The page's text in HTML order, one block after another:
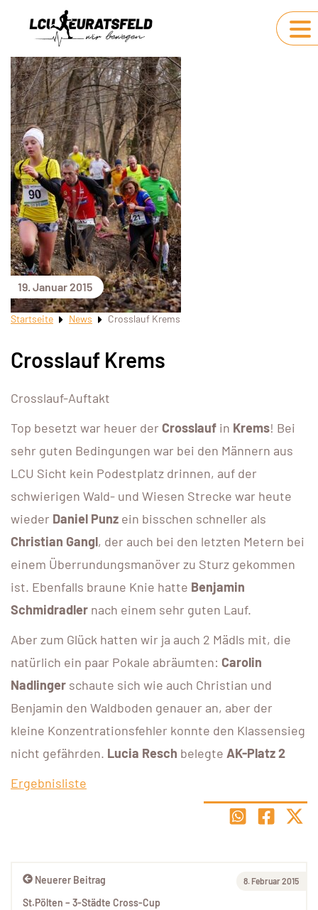
19. Januar 2015
Startseite News Crosslauf Krems
Crosslauf Krems
Crosslauf-Auftakt
Top besetzt war heuer der Crosslauf in Krems! Bei
sehr guten Bedingungen war bei den Männern aus
LCU Sicht kein Podestplatz drinnen, auf der
schwierigen Wald- und Wiesen Strecke war heute
wieder Daniel Punz ein bisschen schneller als
Christian Gangl, der auch bei den letzten Metern bei
einem Überrundungsmanöver zu Sturz gekommen
ist. Ebenfalls braune Knie hatte Benjamin
Schmidradler nach einem sehr guten Lauf.
Aber zum Glück hatten wir ja auch 2 Mädls mit, die
natürlich ein paar Pokale abräumten: Carolin
Nadlinger schaute sich wie auch Christian und
Benjamin den Waldboden genauer an, aber der
kleine Konzentrationsfehler konnte den Klassensieg
nicht gefährden. Lucia Resch belegte AK-Platz 2
Ergebnisliste
Neuerer Beitrag 8. Februar 2015
St.Pölten – 3-Städte Cross-Cup